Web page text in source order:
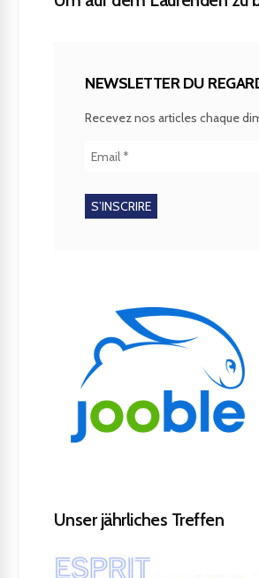
NEWSLETTER DU
Recevez nos articles chaque
Unser jährliches Treffen